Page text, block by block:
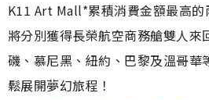
K11 Art Mall*累積消費金額最高
將分別獲得長榮航空商務艙雙人
磯、慕尼黑、紐約、巴黎及溫哥華
鬆展開夢幻旅程！